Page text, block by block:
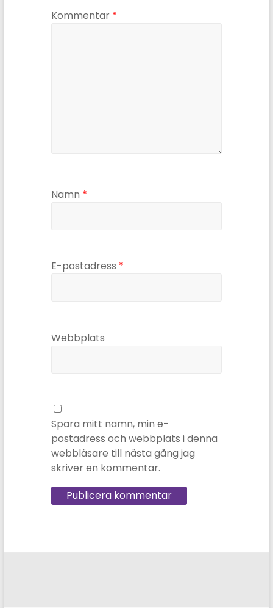
Kommentar *
Namn *
E-postadress *
Webbplats
Spara mitt namn, min e-
postadress och webbplats i denna
webbläsare till nästa gång jag
skriver en kommentar.